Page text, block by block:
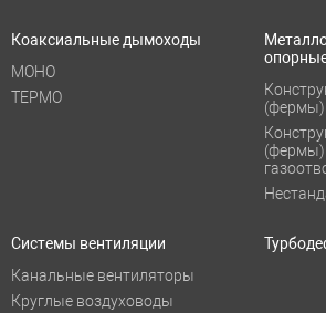
Коаксиальные дымоходы
МОНО
ТЕРМО
(фермы)
(фермы)
Системы вентиляции
Канальные вентиляторы
Круглые воздуховоды